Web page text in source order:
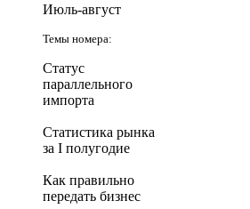
Июль-август
Темы номера:
Статус
параллельного
импорта
Статистика рынка
за I полугодие
Как правильно
передать бизнес